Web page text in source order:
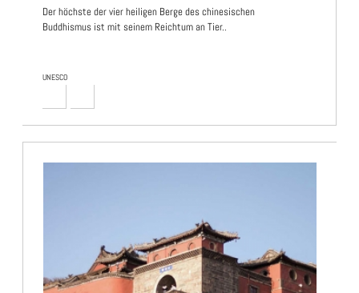
UNESCO
Der höchste der vier heiligen Berge des chinesischen
Buddhismus ist mit seinem Reichtum an Tier..